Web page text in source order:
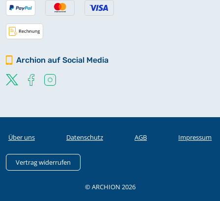
Archion auf Social Media
Über uns Datenschutz AGB Impressum
Vertrag widerrufen
© ARCHION 2026